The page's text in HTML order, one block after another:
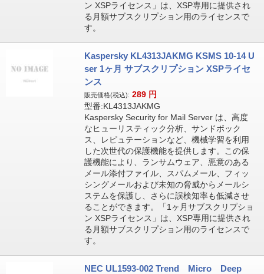
ン XSPライセンス」は、XSP専用に提供され
る月額サブスクリプション用のライセンスで
す。
Kaspersky KL4313JAKMG KSMS 10-14 U
ser 1ヶ月 サブスクリプション XSPライセ
ンス
販売価格(税込): 289 円
型番:KL4313JAKMG
Kaspersky Security for Mail Server は、高度
なヒューリスティック分析、サンドボック
ス、レピュテーションなど、機械学習を利用
した次世代の保護機能を提供します。この保
護機能により、ランサムウェア、悪意のある
メール添付ファイル、スパムメール、フィッ
シングメールおよび未知の脅威からメールシ
ステムを保護し、さらに誤検知率も低減させ
ることができます。「1ヶ月サブスクリプショ
ン XSPライセンス」は、XSP専用に提供され
る月額サブスクリプション用のライセンスで
す。
NEC UL1593-002 Trend Micro Deep